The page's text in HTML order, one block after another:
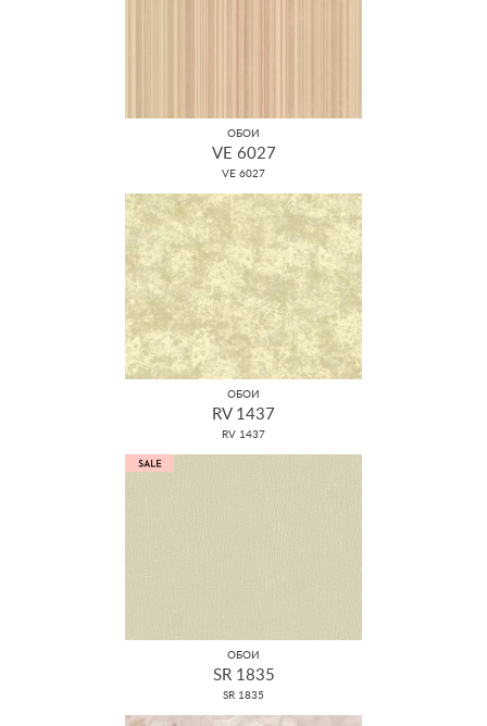
ОБОИ
VE 6027
VE 6027
ОБОИ
RV 1437
RV 1437
ОБОИ
SR 1835
SR 1835